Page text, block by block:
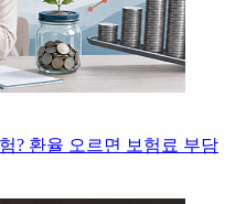
? 환율 오르면 보험료 부담